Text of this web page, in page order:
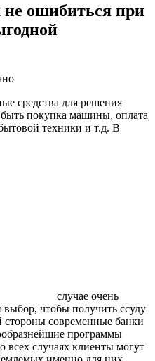
ошибиться при
средства для решения
покупка машины, оплата
техники и т.д. В
случае очень
чтобы получить ссуду
современные банки
программы
всех случаях клиенты могут